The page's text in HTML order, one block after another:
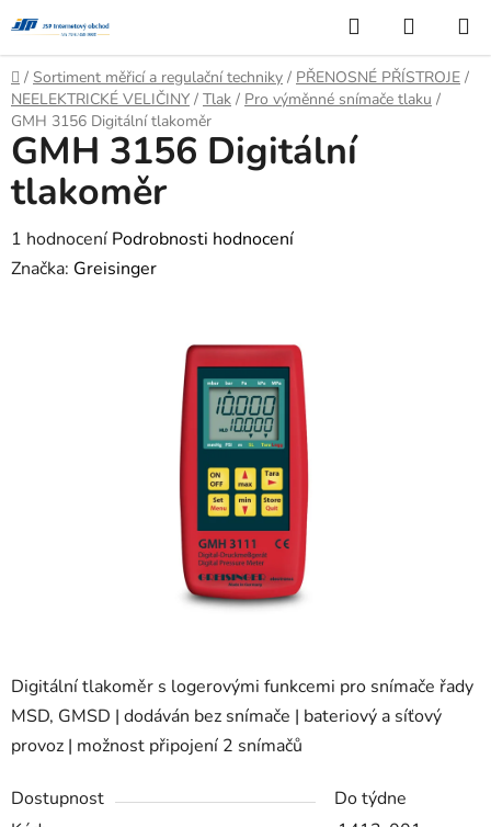
na
obsah
Hledat
KOŠÍK
Domů
/ Sortiment měřicí a regulační techniky / PŘENOSNÉ PŘÍSTROJE /
NEELEKTRICKÉ VELIČINY / Tlak / Pro výměnné snímače tlaku /
GMH 3156 Digitální tlakoměr
Digitální tlakoměr s logerovými funkcemi pro snímače řady
MSD, GMSD | dodáván bez snímače | bateriový a síťový
provoz | možnost připojení 2 snímačů
Dostupnost
Do týdne
GMH 3156 Digitální
tlakoměr
Průměrné
hodnocení
1 hodnocení Podrobnosti hodnocení
Značka: Greisinger